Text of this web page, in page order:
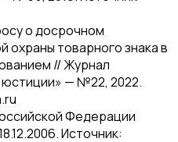
о досрочном
охраны товарного знака в
// Журнал
— №22, 2022.
Федерации
Источник: